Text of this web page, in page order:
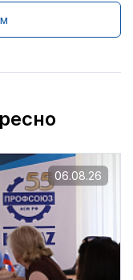
06.08.26